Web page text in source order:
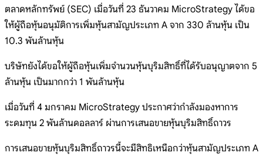
ตลาดหลักทรัพย์ (SEC) เมื่อวันที่ 23 ธันวาคม MicroStrategy ได้ขอ
ให้ผู้ถือหุ้นอนุมัติการเพิ่มหุ้นสามัญประเภท A จาก 330 ล้านหุ้น เป็น
10.3 พันล้านหุ้น
บริษัทยังได้ขอให้ผู้ถือหุ้นเพิ่มจำนวนหุ้นบุริมสิทธิ์ที่ได้รับอนุญาตจาก 5
ล้านหุ้น เป็นมากกว่า 1 พันล้านหุ้น
เมื่อวันที่ 4 มกราคม MicroStrategy ประกาศว่ากำลังมองหาการ
ระดมทุน 2 พันล้านดอลลาร์ ผ่านการเสนอขายหุ้นบุริมสิทธิ์ถาวร
การเสนอขายหุ้นบุริมสิทธิ์ถาวรนี้จะมีสิทธิเหนือกว่าหุ้นสามัญประเภท A